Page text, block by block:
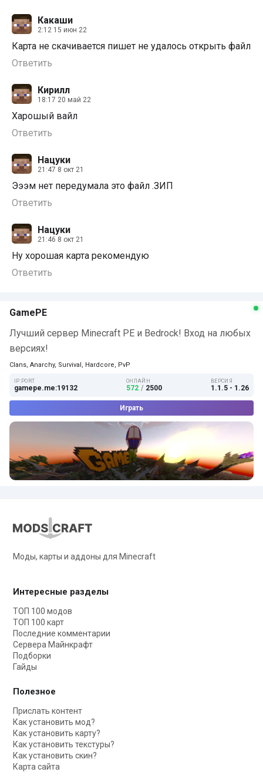
Какаши
2:12 15 июн 22
Карта не скачивается пишет не удалось открыть файл
Ответить
Кирилл
18:17 20 май 22
Харошый вайл
Ответить
Нацуки
21:47 8 окт 21
Эээм нет передумала это файл .ЗИП
Ответить
Нацуки
21:46 8 окт 21
Ну хорошая карта рекомендую
Ответить
GamePE
Лучший сервер Minecraft PE и Bedrock! Вход на любых
версиях!
Clans, Anarchy, Survival, Hardcore, PvP
IP:PORT
gamepe.me:19132
ОНЛАЙН
572 / 2500
ВЕРСИЯ
1.1.5 - 1.26
Играть
Моды, карты и аддоны для Minecraft
Интересные разделы
ТОП 100 модов
ТОП 100 карт
Последние комментарии
Сервера Майнкрафт
Подборки
Гайды
Полезное
Прислать контент
Как установить мод?
Как установить карту?
Как установить текстуры?
Как установить скин?
Карта сайта